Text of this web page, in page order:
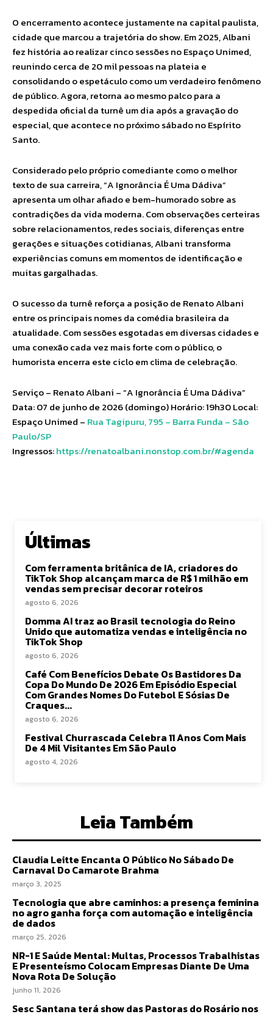
O encerramento acontece justamente na capital paulista,
cidade que marcou a trajetória do show. Em 2025, Albani
fez história ao realizar cinco sessões no Espaço Unimed,
reunindo cerca de 20 mil pessoas na plateia e
consolidando o espetáculo como um verdadeiro fenômeno
de público. Agora, retorna ao mesmo palco para a
despedida oficial da turnê um dia após a gravação do
especial, que acontece no próximo sábado no Espírito
Santo.
Considerado pelo próprio comediante como o melhor
texto de sua carreira, “A Ignorância É Uma Dádiva”
apresenta um olhar afiado e bem-humorado sobre as
contradições da vida moderna. Com observações certeiras
sobre relacionamentos, redes sociais, diferenças entre
gerações e situações cotidianas, Albani transforma
experiências comuns em momentos de identificação e
muitas gargalhadas.
O sucesso da turnê reforça a posição de Renato Albani
entre os principais nomes da comédia brasileira da
atualidade. Com sessões esgotadas em diversas cidades e
uma conexão cada vez mais forte com o público, o
humorista encerra este ciclo em clima de celebração.
Serviço – Renato Albani – “A Ignorância É Uma Dádiva”
Data: 07 de junho de 2026 (domingo) Horário: 19h30 Local:
Espaço Unimed – Rua Tagipuru, 795 – Barra Funda – São
Paulo/SP
Ingressos:https://renatoalbani.nonstop.com.br/#agenda
Últimas
Com ferramenta britânica de IA, criadores do
TikTok Shop alcançam marca de R$ 1 milhão em
vendas sem precisar decorar roteiros
agosto 6, 2026
Domma AI traz ao Brasil tecnologia do Reino
Unido que automatiza vendas e inteligência no
TikTok Shop
agosto 6, 2026
Café Com Benefícios Debate Os Bastidores Da
Copa Do Mundo De 2026 Em Episódio Especial
Com Grandes Nomes Do Futebol E Sósias De
Craques...
agosto 6, 2026
Festival Churrascada Celebra 11 Anos Com Mais
De 4 Mil Visitantes Em São Paulo
agosto 4, 2026
Leia Também
Claudia Leitte Encanta O Público No Sábado De
Carnaval Do Camarote Brahma
março 3, 2025
Tecnologia que abre caminhos: a presença feminina
no agro ganha força com automação e inteligência
de dados
março 25, 2026
NR-1 E Saúde Mental: Multas, Processos Trabalhistas
E Presenteísmo Colocam Empresas Diante De Uma
Nova Rota De Solução
junho 11, 2026
Sesc Santana terá show das Pastoras do Rosário nos